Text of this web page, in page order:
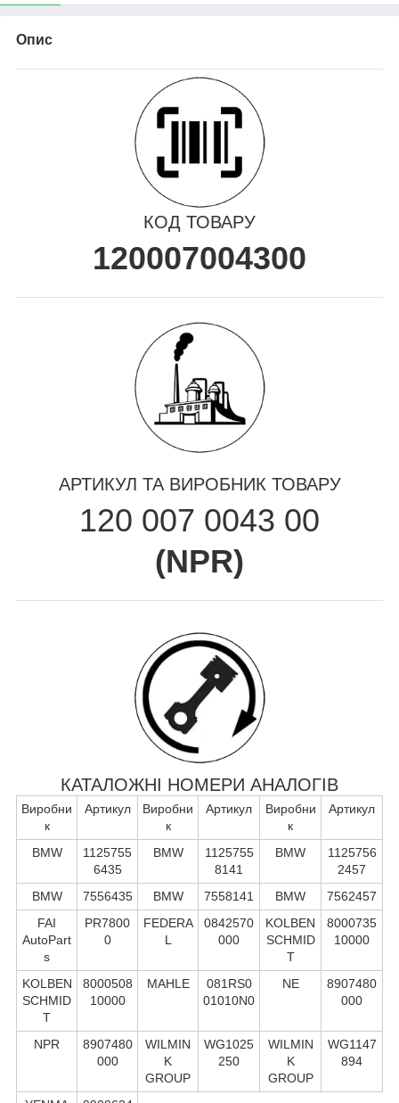
Опис
КОД ТОВАРУ
120007004300
АРТИКУЛ ТА ВИРОБНИК ТОВАРУ
120 007 0043 00
(NPR)
КАТАЛОЖНІ НОМЕРИ АНАЛОГІВ
Виробни
к
Артикул
Виробни
к
Артикул
Виробни
к
Артикул
BMW
1125755
6435
BMW
1125755
8141
BMW
1125756
2457
BMW
7556435 BMW 7558141 BMW
7562457
FAI
AutoPart
s
PR7800
0
FEDERA
L
0842570
000
KOLBEN
SCHMID
T
8000735
10000
KOLBEN
SCHMID
T
8000508
10000
MAHLE
081RS0
01010N0
NE
8907480
000
NPR
8907480
000
WILMIN
K
GROUP
WG1025
250
WILMIN
K
GROUP
WG1147
894